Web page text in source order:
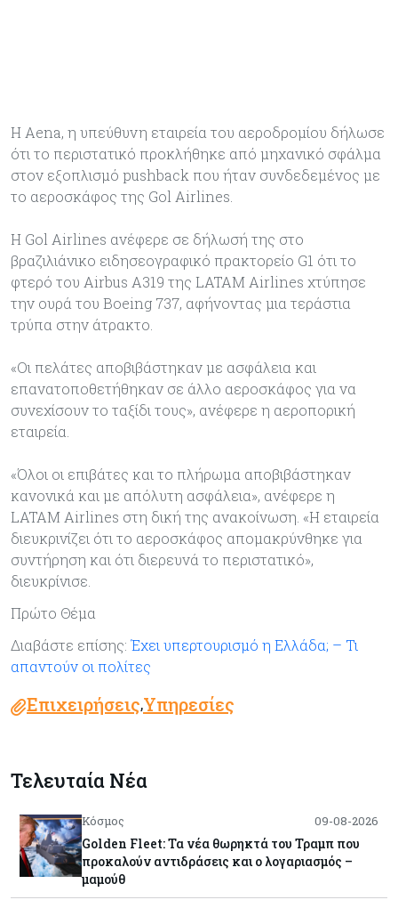
Η Aena, η υπεύθυνη εταιρεία του αεροδρομίου δήλωσε
ότι το περιστατικό προκλήθηκε από μηχανικό σφάλμα
στον εξοπλισμό pushback που ήταν συνδεδεμένος με
το αεροσκάφος της Gol Airlines.
Η Gol Airlines ανέφερε σε δήλωσή της στο
βραζιλιάνικο ειδησεογραφικό πρακτορείο G1 ότι το
φτερό του Airbus A319 της LATAM Airlines χτύπησε
την ουρά του Boeing 737, αφήνοντας μια τεράστια
τρύπα στην άτρακτο.
«Οι πελάτες αποβιβάστηκαν με ασφάλεια και
επανατοποθετήθηκαν σε άλλο αεροσκάφος για να
συνεχίσουν το ταξίδι τους», ανέφερε η αεροπορική
εταιρεία.
«Όλοι οι επιβάτες και το πλήρωμα αποβιβάστηκαν
κανονικά και με απόλυτη ασφάλεια», ανέφερε η
LATAM Airlines στη δική της ανακοίνωση. «Η εταιρεία
διευκρινίζει ότι το αεροσκάφος απομακρύνθηκε για
συντήρηση και ότι διερευνά το περιστατικό»,
διευκρίνισε.
Πρώτο Θέμα
Διαβάστε επίσης: Έχει υπερτουρισμό η Ελλάδα; – Τι
απαντούν οι πολίτες
Επιχειρήσεις,Υπηρεσίες
Τελευταία Νέα
Κόσμος 09-08-2026
Golden Fleet: Τα νέα θωρηκτά του Τραμπ που
προκαλούν αντιδράσεις και ο λογαριασμός –
μαμούθ